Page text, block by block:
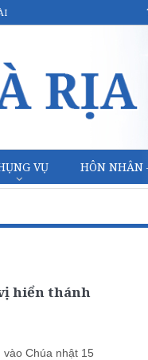
VỤ HÔN NHÂN
hiển thánh
Chúa nhật 15